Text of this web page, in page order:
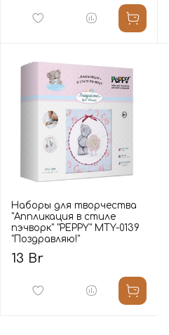
Наборы для творчества
"Аппликация в стиле
пэчворк" "PEPPY" MTY-0139
"Поздравляю!"
13 Br